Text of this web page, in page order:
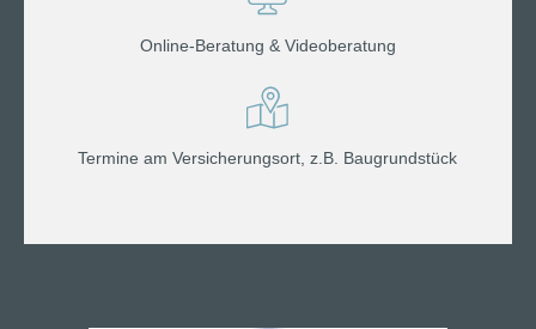
Online-Beratung & Videoberatung
Termine am Versicherungsort, z.B. Baugrundstück